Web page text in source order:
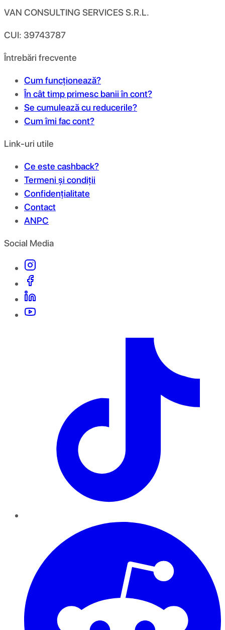
VAN CONSULTING SERVICES S.R.L.
CUI: 39743787
Întrebări frecvente
Cum funcționează?
În cât timp primesc banii în cont?
Se cumulează cu reducerile?
Cum îmi fac cont?
Link-uri utile
Ce este cashback?
Termeni și condiții
Confidențialitate
Contact
ANPC
Social Media